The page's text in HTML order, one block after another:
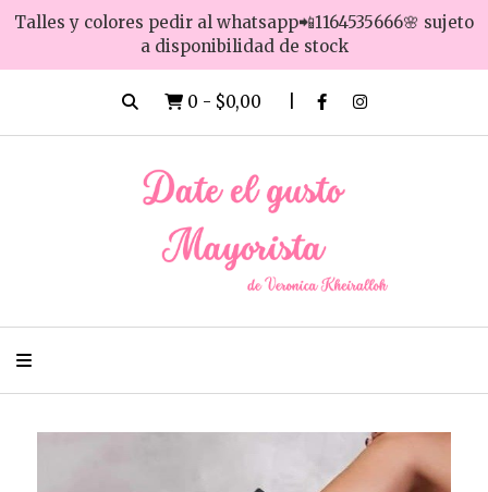
Talles y colores pedir al whatsapp📲1164535666🌸 sujeto
a disponibilidad de stock
0 - $0,00